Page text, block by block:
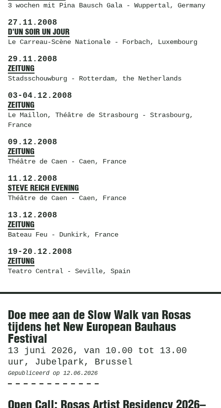
3 wochen mit Pina Bausch Gala- Wuppertal, Germany
27.11.2008
D'UN SOIR UN JOUR
Le Carreau-Scène Nationale- Forbach, Luxembourg
29.11.2008
ZEITUNG
Stadsschouwburg- Rotterdam, the Netherlands
03- 04.12.2008
ZEITUNG
Le Maillon, Théâtre de Strasbourg- Strasbourg,
France
09.12.2008
ZEITUNG
Théâtre de Caen- Caen, France
11.12.2008
STEVE REICH EVENING
Théâtre de Caen- Caen, France
13.12.2008
ZEITUNG
Bateau Feu- Dunkirk, France
19- 20.12.2008
ZEITUNG
Teatro Central- Seville, Spain
Nieuws
Doe mee aan de Slow Walk van Rosas
tijdens het New European Bauhaus
Festival
13 juni 2026, van 10.00 tot 13.00
uur, Jubelpark, Brussel
Gepubliceerd op 12.06.2026
Open Call: Rosas Artist Residency 2026–